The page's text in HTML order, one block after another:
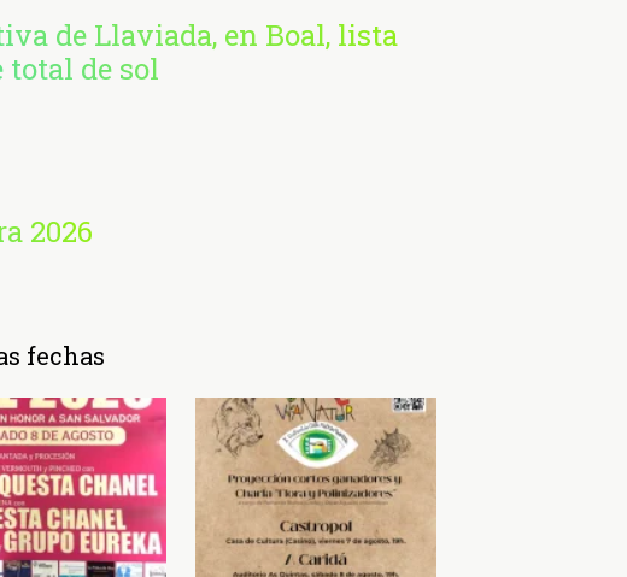
de Llaviada, en Boal, lista
total de sol
2026
fechas